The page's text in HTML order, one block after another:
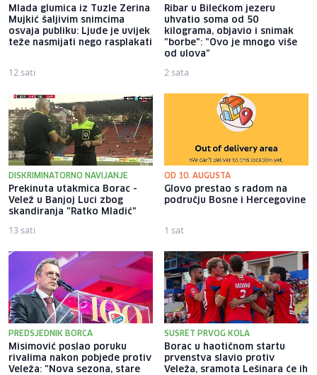
Mlada glumica iz Tuzle Zerina
Mujkić šaljivim snimcima
osvaja publiku: Ljude je uvijek
teže nasmijati nego rasplakati
12 sati
Ribar u Bilećkom jezeru
uhvatio soma od 50
kilograma, objavio i snimak
"borbe": "Ovo je mnogo više
od ulova"
2 sata
DISKRIMINATORNO NAVIJANJE
Prekinuta utakmica Borac -
Velež u Banjoj Luci zbog
skandiranja "Ratko Mladić"
13 sati
OD 10. AUGUSTA
Glovo prestao s radom na
području Bosne i Hercegovine
1 sat
PREDSJEDNIK BORCA
Misimović poslao poruku
rivalima nakon pobjede protiv
Veleža: "Nova sezona, stare
SUSRET PRVOG KOLA
Borac u haotičnom startu
prvenstva slavio protiv
Veleža, sramota Lešinara će ih